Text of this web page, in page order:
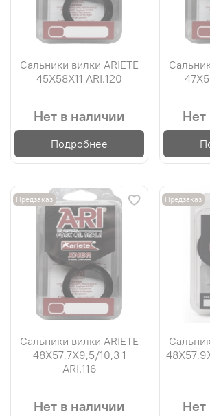
Сальники вилки ARIETE
45X58X11 ARI.120
Нет в наличии
Подробнее
Нет
Предзаказ
Сальники вилки ARIETE
48X57,7X9,5/10,3 1
ARI.116
Нет в наличии
Предзаказ
Нет